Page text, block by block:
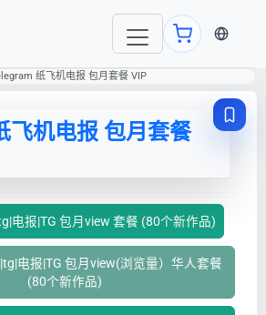
当前语
纸飞机电报 包月套餐 VIP
飞机电报 包月套餐
电报|TG 包月view 套餐 (80个新作品)
电报|TG 包月view(浏览量）华人套餐
(80个新作品)